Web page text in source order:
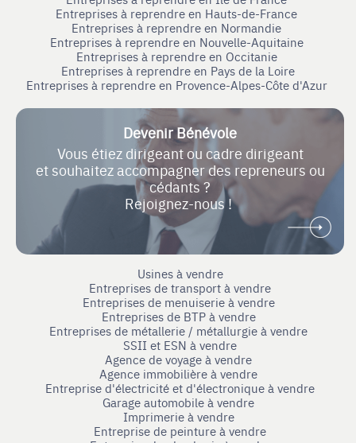
Entreprises à reprendre en Hauts-de-France
Entreprises à reprendre en Normandie
Entreprises à reprendre en Nouvelle-Aquitaine
Entreprises à reprendre en Occitanie
Entreprises à reprendre en Pays de la Loire
Entreprises à reprendre en Provence-Alpes-Côte d'Azur
Devenir Bénévole
Vous étiez dirigeant ou cadre dirigeant
et souhaitez accompagner des repreneurs ou
cédants ?
Rejoignez-nous !
Usines à vendre
Entreprises de transport à vendre
Entreprises de menuiserie à vendre
Entreprises de BTP à vendre
Entreprises de métallerie / métallurgie à vendre
SSII et ESN à vendre
Agence de voyage à vendre
Agence immobilière à vendre
Entreprise d'électricité et d'électronique à vendre
Garage automobile à vendre
Imprimerie à vendre
Entreprise de peinture à vendre